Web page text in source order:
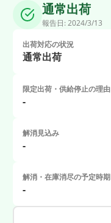
通常出荷
報告日: 2024/3/13
出荷対応の状況
通常出荷
限定出荷・供給停止の理由
-
解消見込み
-
解消・在庫消尽の予定時期
-